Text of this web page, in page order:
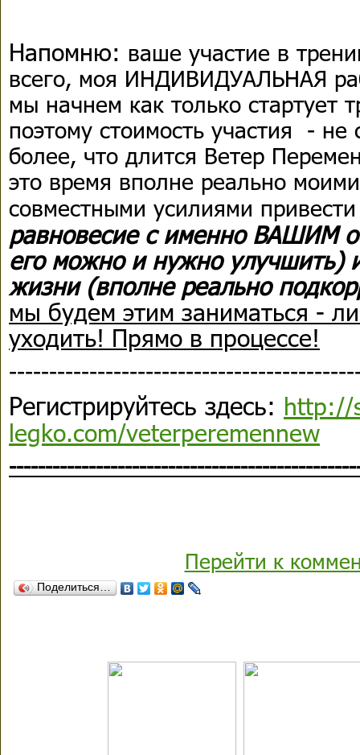
Напомню: ваше участие в
всего, моя ИНДИВИДУАЛЬНАЯ
мы начнем как только стартует
поэтому стоимость участия - не
более, что длится Ветер
это время вполне реально
совместными усилиями привести
равновесие с именно ВАШИМ
его можно и нужно
жизни (вполне реально
мы будем этим заниматься -
уходить! Прямо в процессе!
Регистрируйтесь здесь: http://
legko.com/veterperemennew
Перейти к
Поделиться…